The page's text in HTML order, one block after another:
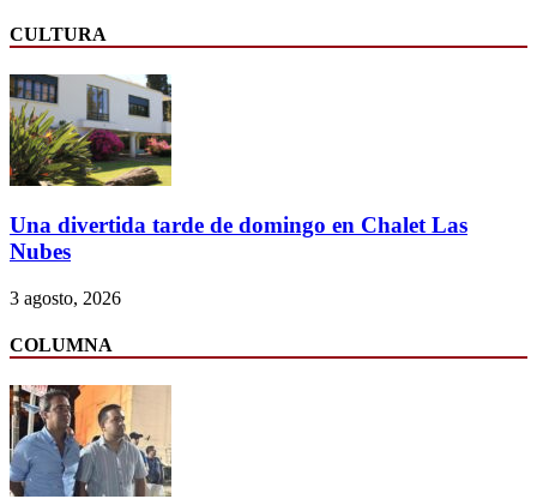
CULTURA
Una divertida tarde de domingo en Chalet Las
Nubes
3 agosto, 2026
COLUMNA